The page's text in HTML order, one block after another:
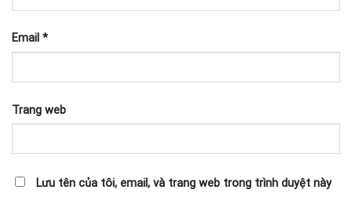
Email *
Trang web
Lưu tên của tôi, email, và trang web trong trình duyệt này